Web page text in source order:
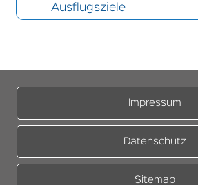
Ausflugsziele
Impressum
Datenschutz
Sitemap